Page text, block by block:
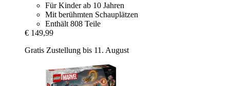
Für Kinder ab 10 Jahren
Mit berühmten Schauplätzen
Enthält 808 Teile
€ 149,99
Gratis Zustellung bis 11. August